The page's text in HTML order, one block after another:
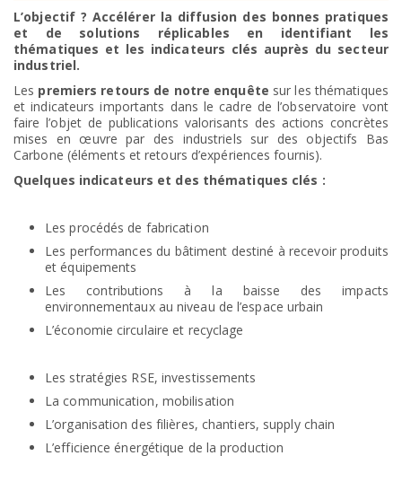
L’objectif ? Accélérer la diffusion des bonnes pratiques
et de solutions réplicables en identifiant les
thématiques et les indicateurs clés auprès du secteur
industriel.
Les premiers retours de notre enquête sur les thématiques
et indicateurs importants dans le cadre de l’observatoire vont
faire l’objet de publications valorisants des actions concrètes
mises en œuvre par des industriels sur des objectifs Bas
Carbone (éléments et retours d’expériences fournis).
Quelques indicateurs et des thématiques clés :
Les procédés de fabrication
Les performances du bâtiment destiné à recevoir produits
et équipements
Les contributions à la baisse des impacts
environnementaux au niveau de l’espace urbain
L’économie circulaire et recyclage
Les stratégies RSE, investissements
La communication, mobilisation
L’organisation des filières, chantiers, supply chain
L’efficience énergétique de la production